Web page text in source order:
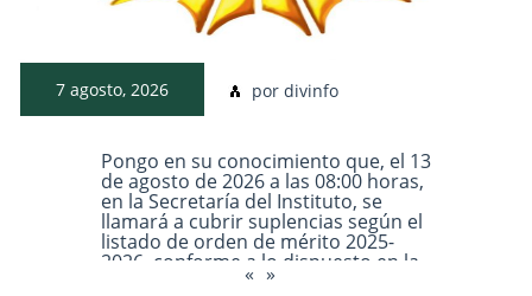
7 agosto, 2026 divinfo
Pongo en su conocimiento que, el 13
de agosto de 2026 a las 08:00 horas,
en la Secretaría del Instituto, se
llamará a cubrir suplencias según el
listado de orden de mérito 2025-
2026, conforme a lo dispuesto en la
RESOL-2025-712-APN-MD, para los
« »